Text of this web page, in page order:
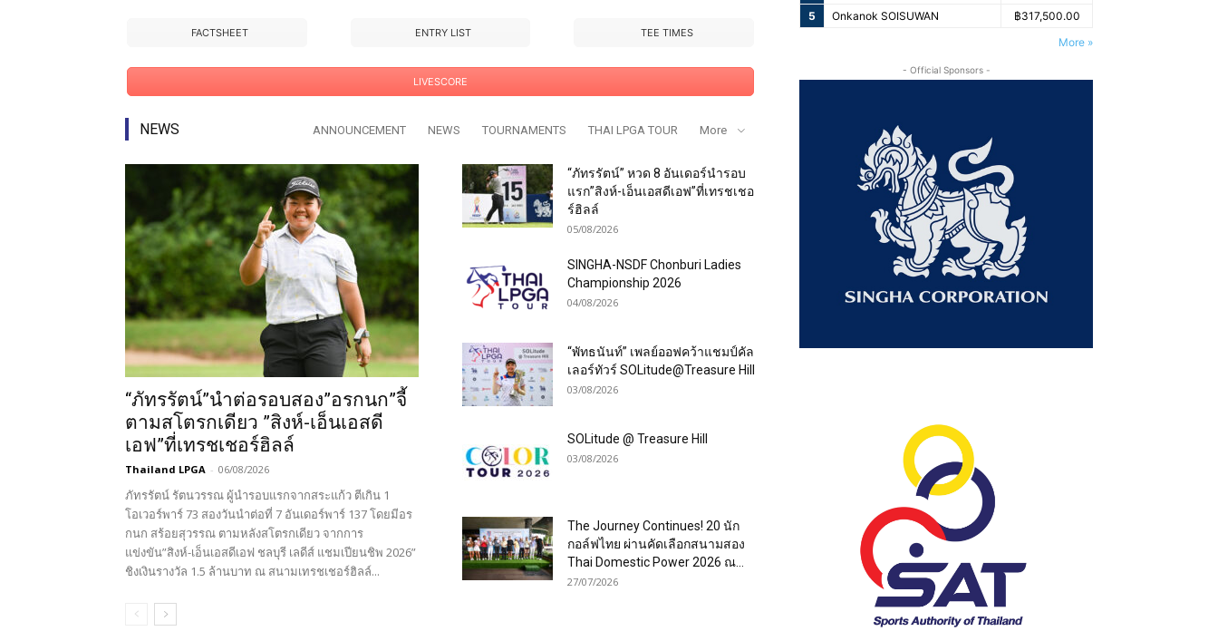
FACTSHEET ENTRY LIST TEE TIMES
LIVESCORE
NEWS ANNOUNCEMENT NEWS TOURNAMENTS THAI LPGA TOUR More
“ภัทรรัตน์”นำต่อรอบสอง”อรกนก”จี้
ตามสโตรกเดียว ”สิงห์-เอ็นเอสดี
เอฟ”ที่เทรชเชอร์ฮิลล์
Thailand LPGA - 06/08/2026
ภัทรรัตน์ รัตนวรรณ ผู้นำรอบแรกจากสระแก้ว ตีเกิน 1
โอเวอร์พาร์ 73 สองวันนำต่อที่ 7 อันเดอร์พาร์ 137 โดยมีอร
กนก สร้อยสุวรรณ ตามหลังสโตรกเดียว จากการ
แข่งขัน”สิงห์-เอ็นเอสดีเอฟ ชลบุรี เลดีส์ แชมเปียนชิพ 2026”
ชิงเงินรางวัล 1.5 ล้านบาท ณ สนามเทรชเชอร์ฮิลล์...
“ภัทรรัตน์” หวด 8 อันเดอร์นำรอบ
แรก”สิงห์-เอ็นเอสดีเอฟ”ที่เทรชเชอ
ร์ฮิลล์
05/08/2026
SINGHA-NSDF Chonburi Ladies
Championship 2026
04/08/2026
“พัทธนันท์” เพลย์ออฟคว้าแชมป์คัล
เลอร์ทัวร์ SOLitude@Treasure Hill
03/08/2026
SOLitude @ Treasure Hill
03/08/2026
The Journey Continues! 20 นัก
กอล์ฟไทย ผ่านคัดเลือกสนามสอง
Thai Domestic Power 2026 ณ...
27/07/2026
5
Onkanok SOISUWAN
฿317,500.00
More »
- Official Sponsors -